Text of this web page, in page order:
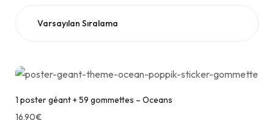
1 poster géant + 59 gommettes – Oceans
16,90€